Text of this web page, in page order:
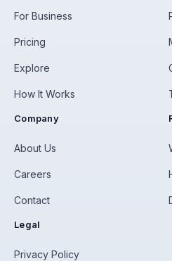
For Business
Pricing
Explore
How It Works
Company
About Us
Careers
Contact
Legal
Privacy Policy